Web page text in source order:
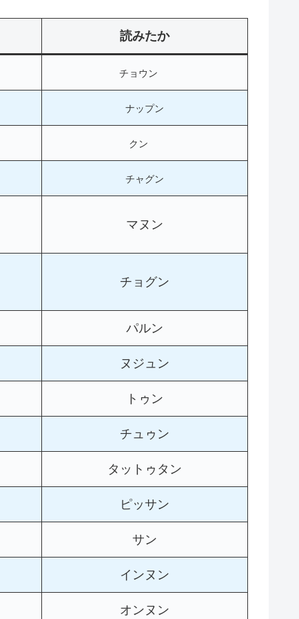
読みたか
チョウン
ナップン
クン
チャグン
マヌン
チョグン
パルン
ヌジュン
トゥン
チュゥン
タットゥタン
ピッサン
サン
インヌン
オンヌン